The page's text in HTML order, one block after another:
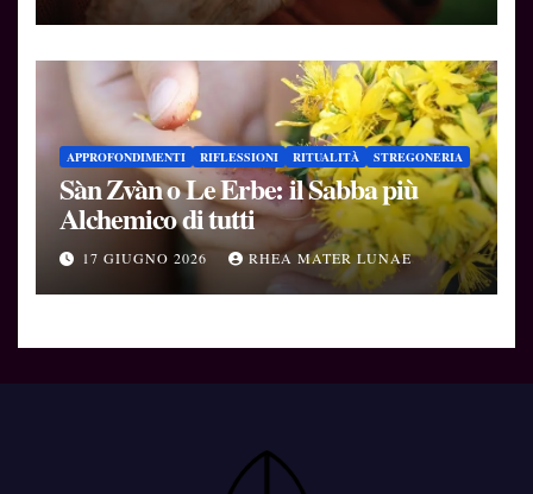
APPROFONDIMENTI RIFLESSIONI RITUALITÀ STREGONERIA
Sàn Zvàn o Le Erbe: il Sabba più
Alchemico di tutti
17 GIUGNO 2026 RHEA MATER LUNAE